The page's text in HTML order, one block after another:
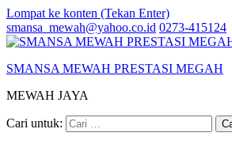
Lompat ke konten (Tekan Enter)
smansa_mewah@yahoo.co.id 0273-415124
SMANSA MEWAH PRESTASI MEGAH
MEWAH JAYA
Cari untuk: